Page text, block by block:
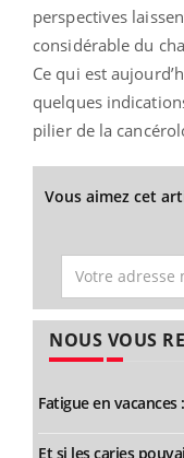
perspectives
considérable du
Ce qui est
quelques
pilier de la
Vous aimez cet
NOUS VOUS
Fatigue en
Et si les caries